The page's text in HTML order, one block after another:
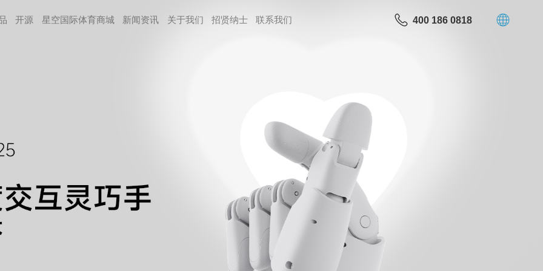
开源 星空国际体育商城 新闻资讯 关于我们 招贤纳⼠ 联系我们 400 186 0818